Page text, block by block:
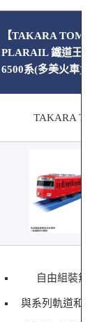
【TAKARA TOMY
PLARAIL 鐵道王國
6500系(多美火車)
TAKARA
自由組裝無
與系列軌道和列